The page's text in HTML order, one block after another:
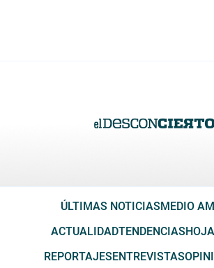
ÚLTIMAS NOTICIASMEDIO
ACTUALIDADTENDENCIAS
REPORTAJESENTREVISTAS